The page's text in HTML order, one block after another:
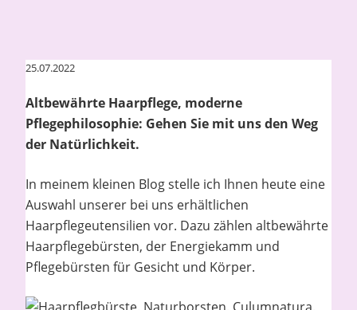
25.07.2022
Altbewährte Haarpflege, moderne
Pflegephilosophie: Gehen Sie mit uns den Weg
der Natürlichkeit.
In meinem kleinen Blog stelle ich Ihnen heute eine
Auswahl unserer bei uns erhältlichen
Haarpflegeutensilien vor. Dazu zählen altbewährte
Haarpflegebürsten, der Energiekamm und
Pflegebürsten für Gesicht und Körper.